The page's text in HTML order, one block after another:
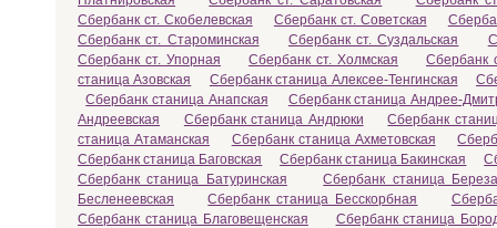
Сбербанк ст. Скобелевская
Сбербанк ст. Советская
Сбербанк ст. Староминская
Сбербанк ст. Суздальская
Сбербанк ст. Упорная
Сбербанк ст. Холмская
Сбербанк
станица Азовская
Сбербанк станица Алексее-Тенгинская
Сбербанк станица Анапская
Сбербанк станица Андрее-
Андреевская
Сбербанк станица Андрюки
Сбербанк
станица Атаманская
Сбербанк станица Ахметовская
Сбербанк станица Баговская
Сбербанк станица Бакинская
Сбербанк станица Батуринская
Сбербанк станица
Бесленеевская
Сбербанк станица Бесскорбная
Сбербанк станица Благовещенская
Сбербанк станица